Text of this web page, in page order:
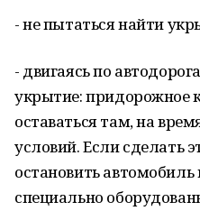
- не пытаться найти
- двигаясь по
укрытие: придорожное
оставаться там, на
условий. Если сделать
остановить
специально